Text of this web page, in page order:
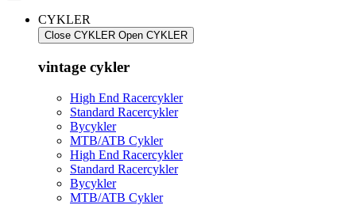
CYKLER
Close CYKLER Open CYKLER
vintage cykler
High End Racercykler
Standard Racercykler
Bycykler
MTB/ATB Cykler
High End Racercykler
Standard Racercykler
Bycykler
MTB/ATB Cykler